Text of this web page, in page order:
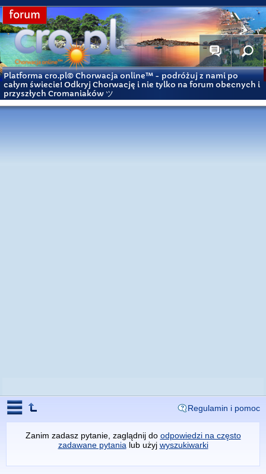
forum
Platforma cro.pl© Chorwacja online™ - podróżuj z nami po
całym świecie! Odkryj Chorwację i nie tylko na forum obecnych i
przyszłych Cromaniaków ツ
Regulamin i pomoc
Zanim zadasz pytanie, zaglądnij do odpowiedzi na często
zadawane pytania lub użyj wyszukiwarki